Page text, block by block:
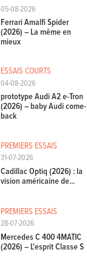
05-08-2026
Ferrari Amalfi Spider
(2026) – La même en
mieux
ESSAIS COURTS
04-08-2026
prototype Audi A2 e-Tron
(2026) – baby Audi come-
back
PREMIERS ESSAIS
31-07-2026
Cadillac Optiq (2026) : la
vision américaine de...
PREMIERS ESSAIS
28-07-2026
Mercedes C 400 4MATIC
(2026) – L'esprit Classe S